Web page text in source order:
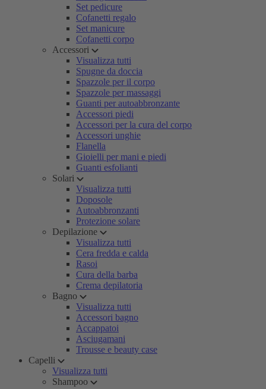
Set pedicure
Cofanetti regalo
Set manicure
Cofanetti corpo
Accessori
Visualizza tutti
Spugne da doccia
Spazzole per il corpo
Spazzole per massaggi
Guanti per autoabbronzante
Accessori piedi
Accessori per la cura del corpo
Accessori unghie
Flanella
Gioielli per mani e piedi
Guanti esfolianti
Solari
Visualizza tutti
Doposole
Autoabbronzanti
Protezione solare
Depilazione
Visualizza tutti
Cera fredda e calda
Rasoi
Cura della barba
Crema depilatoria
Bagno
Visualizza tutti
Accessori bagno
Accappatoi
Asciugamani
Trousse e beauty case
Capelli
Visualizza tutti
Shampoo